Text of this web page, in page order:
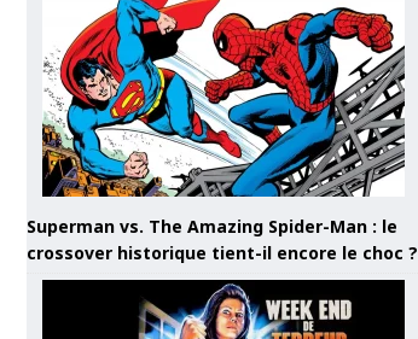
Superman vs. The Amazing Spider-Man : le
crossover historique tient-il encore le choc ?